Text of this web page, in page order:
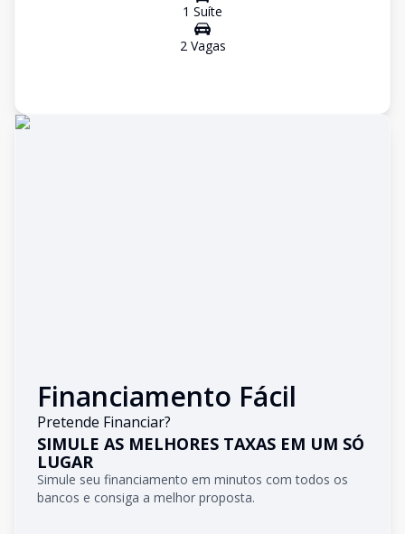
1 Suíte
2Vagas
Financiamento Fácil
Pretende Financiar?
SIMULE AS MELHORES TAXAS EM UM SÓ
LUGAR
Simule seu financiamento em minutos com todos os
bancos e consiga a melhor proposta.